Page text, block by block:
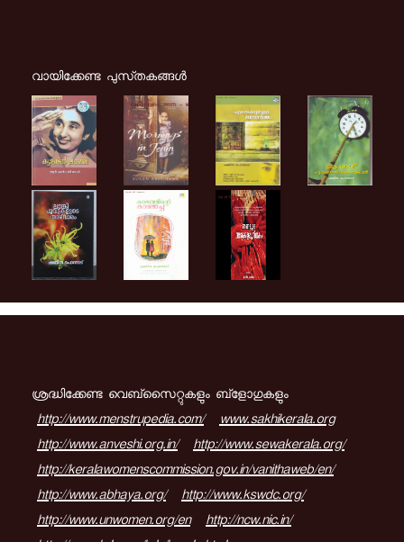
വായിക്കേണ്ട പുസ്‌തകങ്ങള്‍
ശ്രദ്ധിക്കേണ്ട വെബ്സൈറ്റുകളും ബ്ളോഗുകളും
http://www.menstrupedia.com/
www.sakhikerala.org
http://www.anveshi.org.in/
http://www.sewakerala.org/
http://keralawomenscommission.gov.in/vanithaweb/en/
http://www.abhaya.org/
http://www.kswdc.org/
http://www.unwomen.org/en
http://ncw.nic.in/